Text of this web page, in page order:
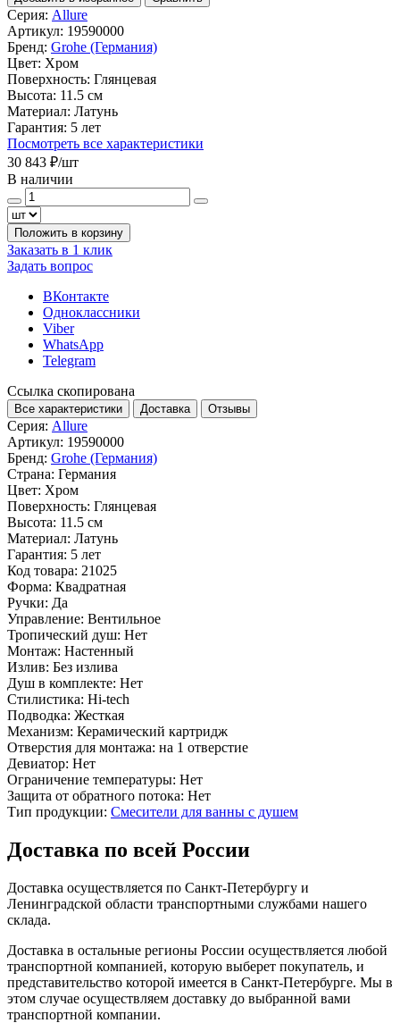
Серия: Allure
Артикул: 19590000
Бренд: Grohe (Германия)
Цвет: Хром
Поверхность: Глянцевая
Высота: 11.5 см
Материал: Латунь
Гарантия: 5 лет
Посмотреть все характеристики
30 843 ₽/шт
В наличии
Положить в корзину
Заказать в 1 клик
Задать вопрос
ВКонтакте
Одноклассники
Viber
WhatsApp
Telegram
Ссылка скопирована
Все характеристики Доставка Отзывы
Серия: Allure
Артикул: 19590000
Бренд: Grohe (Германия)
Страна: Германия
Цвет: Хром
Поверхность: Глянцевая
Высота: 11.5 см
Материал: Латунь
Гарантия: 5 лет
Код товара: 21025
Форма: Квадратная
Ручки: Да
Управление: Вентильное
Тропический душ: Нет
Монтаж: Настенный
Излив: Без излива
Душ в комплекте: Нет
Стилистика: Hi-tech
Подводка: Жесткая
Механизм: Керамический картридж
Отверстия для монтажа: на 1 отверстие
Девиатор: Нет
Ограничение температуры: Нет
Защита от обратного потока: Нет
Тип продукции: Смесители для ванны с душем
Доставка по всей России
Доставка осуществляется по Санкт-Петербургу и
Ленинградской области транспортными службами нашего
склада.
Доставка в остальные регионы России осуществляется любой
транспортной компанией, которую выберет покупатель, и
представительство которой имеется в Санкт-Петербурге. Мы в
этом случае осуществляем доставку до выбранной вами
транспортной компании.